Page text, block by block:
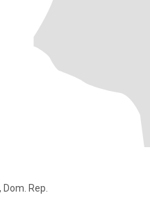
Rep.